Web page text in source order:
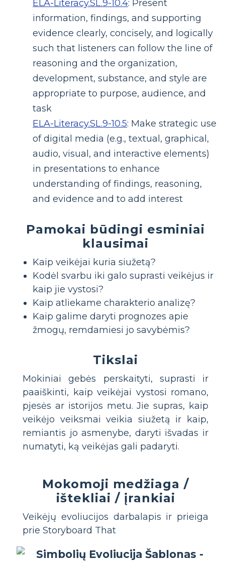
ELA-Literacy.SL.9-10.4: Present
information, findings, and supporting
evidence clearly, concisely, and logically
such that listeners can follow the line of
reasoning and the organization,
development, substance, and style are
appropriate to purpose, audience, and
task
ELA-Literacy.SL.9-10.5: Make strategic use
of digital media (e.g., textual, graphical,
audio, visual, and interactive elements)
in presentations to enhance
understanding of findings, reasoning,
and evidence and to add interest
Pamokai būdingi esminiai
klausimai
Kaip veikėjai kuria siužetą?
Kodėl svarbu iki galo suprasti veikėjus ir
kaip jie vystosi?
Kaip atliekame charakterio analizę?
Kaip galime daryti prognozes apie
žmogų, remdamiesi jo savybėmis?
Tikslai
Mokiniai gebės perskaityti, suprasti ir
paaiškinti, kaip veikėjai vystosi romano,
pjesės ar istorijos metu. Jie supras, kaip
veikėjo veiksmai veikia siužetą ir kaip,
remiantis jo asmenybe, daryti išvadas ir
numatyti, ką veikėjas gali padaryti.
Mokomoji medžiaga /
ištekliai / įrankiai
Veikėjų evoliucijos darbalapis ir prieiga
prie Storyboard That